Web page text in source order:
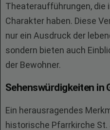
Theateraufführungen, die
Charakter haben. Diese
nur ein Ausdruck der
sondern bieten auch
der Bewohner.
Sehenswürdigkeiten in
Ein herausragendes
historische Pfarrkirche St.